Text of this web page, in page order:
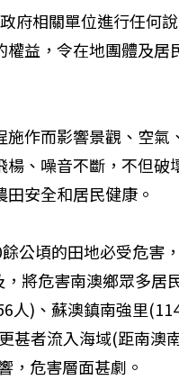
府相關單位進行任何
益，令在地團體及居
作而影響景觀、空氣
、噪音不斷，不但破
安全和居民健康。
公頃的田地必受危害
將危害南澳鄉眾多居
人)、蘇澳鎮南強里
甚者流入海域(距南澳
，危害層面甚劇。